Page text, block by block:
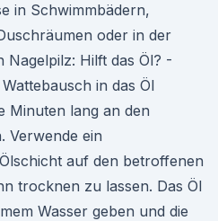
in Schwimmbädern,
oder in der
Nagelpilz: Hilft das Öl? -
in das Öl
Minuten lang an den
Verwende ein
auf den betroffenen
trocknen zu lassen. Das Öl
Wasser geben und die